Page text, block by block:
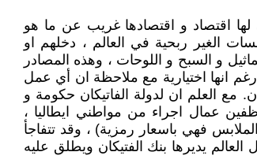
لها اقتصاد و اقتصادها غريب عن ما هو
الغير ربحية في العالم ، دخلهم او
و السبح و اللوحات ، وهذه المصادر
انها اختيارية مع ملاحظة ان أي عمل
مع العلم ان لدولة الفاتيكان حكومة و
عمال اجراء من مواطني ايطاليا ،
فهي باسعار رمزية) ، وقد تتفاجأ
يديرها بنك الفتيكان ويطلق عليه